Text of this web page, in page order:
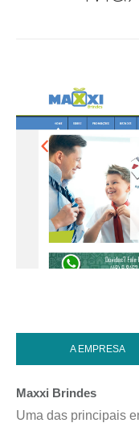
A EMPRESA
Maxxi Brindes
Uma das principais